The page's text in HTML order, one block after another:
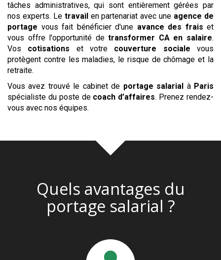
tâches administratives, qui sont entièrement gérées par
nos experts. Le travail en partenariat avec une agence de
portage vous fait bénéficier d'une avance des frais et
vous offre l'opportunité detransformer CA en salaire.
Vos cotisations et votre couverture sociale vous
protègent contre les maladies, le risque de chômage et la
retraite.
Vous avez trouvé le cabinet de portage salarial à Paris
spécialiste du poste de coach d’affaires. Prenez rendez-
vous avec nos équipes.
Quels avantages du
portage salarial ?